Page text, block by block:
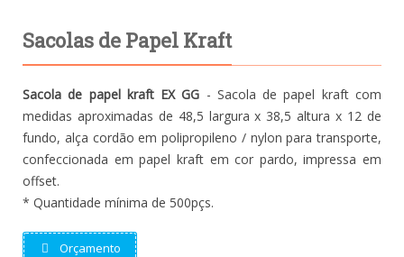
Sacolas de Papel Kraft
Sacola de papel kraft EX GG - Sacola de papel kraft com
medidas aproximadas de 48,5 largura x 38,5 altura x 12 de
fundo, alça cordão em polipropileno / nylon para transporte,
confeccionada em papel kraft em cor pardo, impressa em
offset.
* Quantidade mínima de 500pçs.
Orçamento